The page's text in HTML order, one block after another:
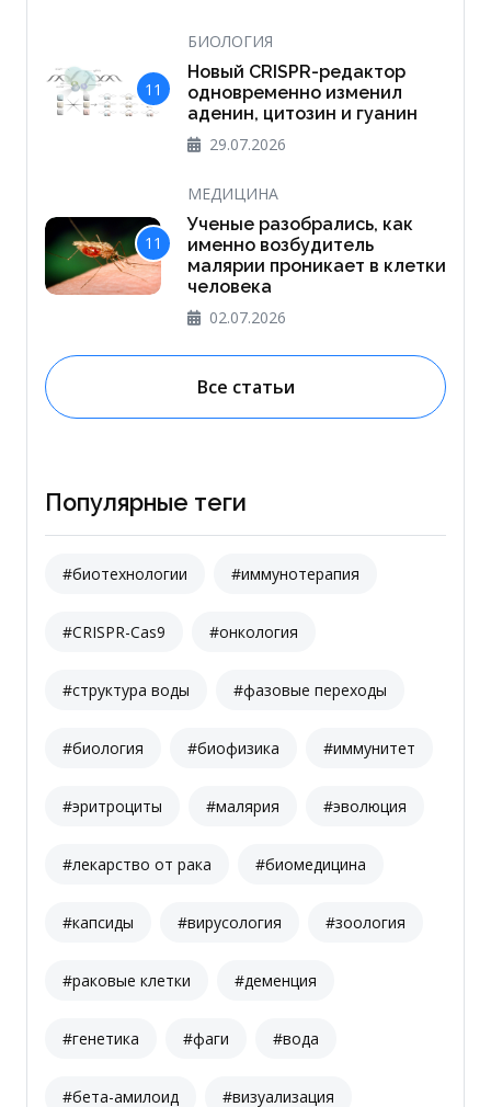
11
БИОЛОГИЯ
Новый CRISPR-редактор
одновременно изменил
аденин, цитозин и гуанин
29.07.2026
11
МЕДИЦИНА
Ученые разобрались, как
именно возбудитель
малярии проникает в клетки
человека
02.07.2026
Все статьи
Популярные теги
#биотехнологии #иммунотерапия
#CRISPR-Cas9 #онкология
#структура воды #фазовые переходы
#биология #биофизика #иммунитет
#эритроциты #малярия #эволюция
#лекарство от рака #биомедицина
#капсиды #вирусология #зоология
#раковые клетки #деменция
#генетика #фаги #вода
#бета-амилоид #визуализация